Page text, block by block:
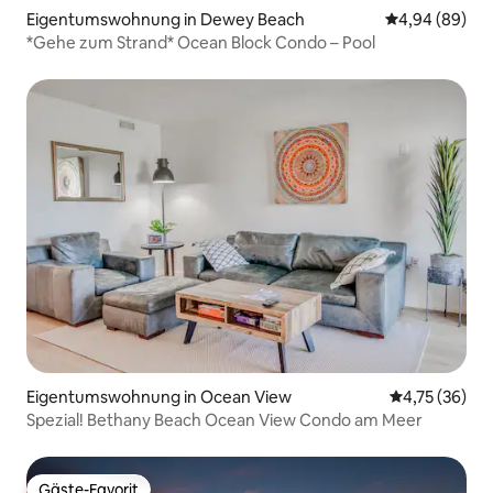
Eigentumswohnung in Dewey Beach
4,94 (89)
*Gehe zum Strand* Ocean Block Condo – Pool
Eigentumswohnung in Ocean View
4,75 (36)
Spezial! Bethany Beach Ocean View Condo am Meer